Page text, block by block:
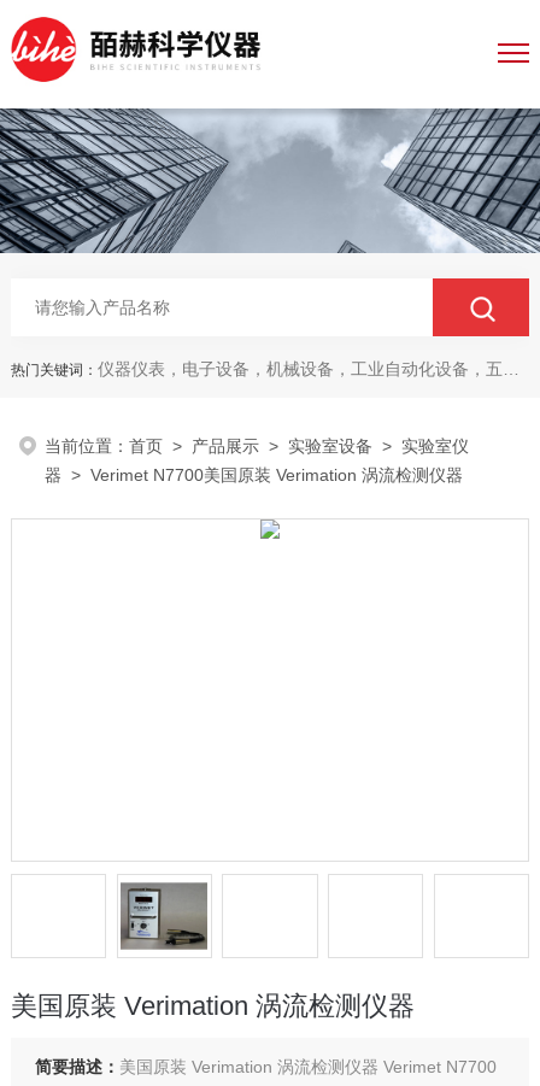
热门关键词： 仪器仪表，电子设备，机械设备，工业自动化设备，五金产品，电线电缆，金属材料，电子
当前位置：首页 > 产品展示 > 实验室设备 > 实验室仪
器 > Verimet N7700美国原装 Verimation 涡流检测仪器
美国原装 Verimation 涡流检测仪器
简要描述： 美国原装 Verimation 涡流检测仪器 Verimet N7700